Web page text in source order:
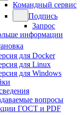
Командный сервис
Подпись
Запрос
информации
для Docker
для Linux
для Windows
вопросы
ГОСТ и PDF